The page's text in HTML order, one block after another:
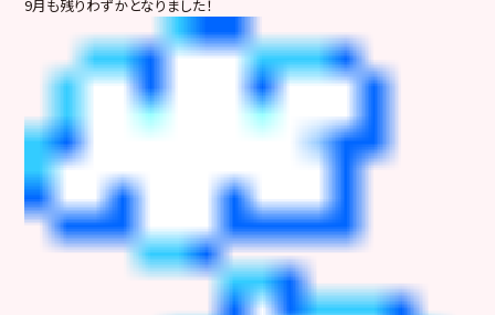
9月も残りわずかとなりました！